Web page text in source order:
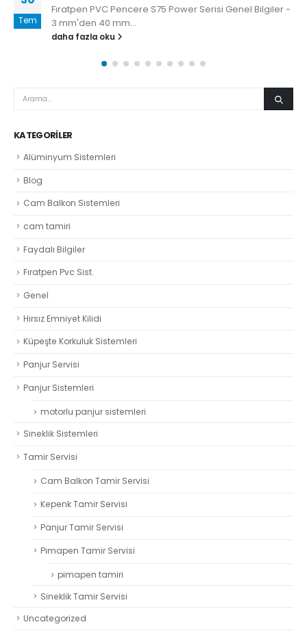
PVC Pencere S75 Power Serisi Genel Bilgiler -
40 mm...
Fıratpen
KATEGORILER
Alüminyum Sistemleri
Blog
Cam Balkon Sistemleri
cam tamiri
Faydalı Bilgiler
Fıratpen Pvc Sist.
Genel
Hırsız Emniyet Kilidi
Küpeşte Korkuluk Sistemleri
Panjur Servisi
Panjur Sistemleri
motorlu panjur sistemleri
Sineklik Sistemleri
Tamir Servisi
Cam Balkon Tamir Servisi
Kepenk Tamir Servisi
Panjur Tamir Servisi
Pimapen Tamir Servisi
pimapen tamiri
Sineklik Tamir Servisi
Uncategorized